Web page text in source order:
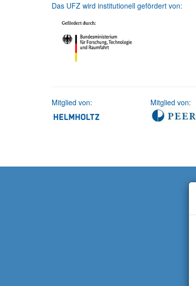
Das UFZ wird institutionell gefördert von:
Mitglied von: Mitglied von: